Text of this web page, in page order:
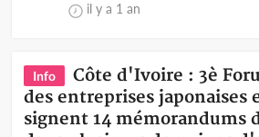
il y a 1 an
Info
Côte d'Ivoire : 3è
des entreprises japonaises
signent 14 mémorandums